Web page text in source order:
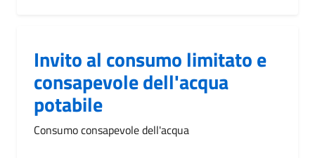
Invito al consumo limitato e
consapevole dell'acqua
potabile
Consumo consapevole dell'acqua